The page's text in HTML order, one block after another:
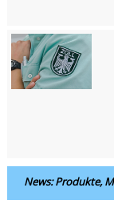
News: Produkte,